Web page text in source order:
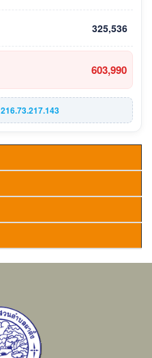
325,536
603,990
216.73.217.143